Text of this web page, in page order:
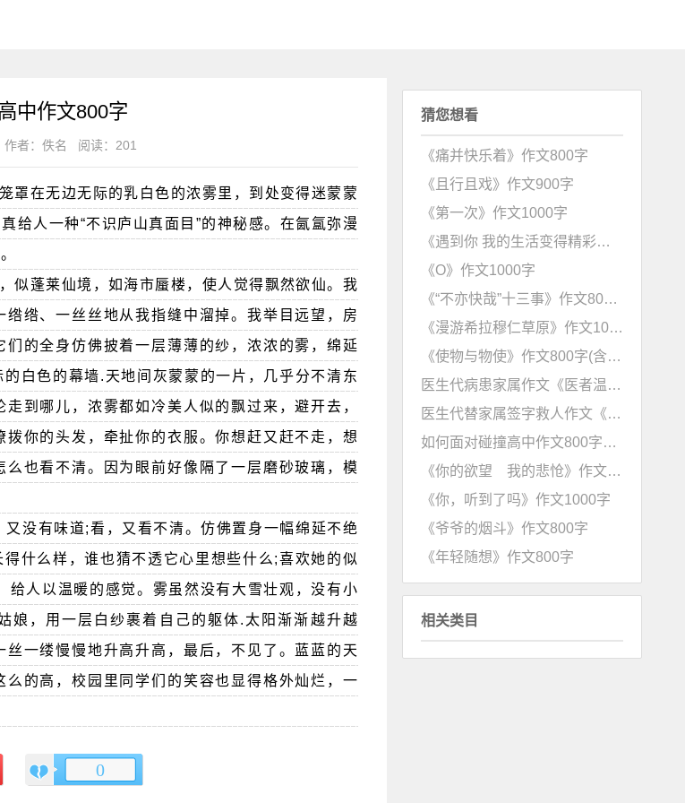
中作文800字
作者：佚名 阅读：201
罩在无边无际的乳白色的浓雾里，到处变得迷蒙蒙
给人一种“不识庐山真面目”的神秘感。在氤氲弥漫
似蓬莱仙境，如海市蜃楼，使人觉得飘然欲仙。我
绺、一丝丝地从我指缝中溜掉。我举目远望，房
的全身仿佛披着一层薄薄的纱，浓浓的雾，绵延
白色的幕墙.天地间灰蒙蒙的一片，几乎分不清东
到哪儿，浓雾都如冷美人似的飘过来，避开去，
你的头发，牵扯你的衣服。你想赶又赶不走，想
也看不清。因为眼前好像隔了一层磨砂玻璃，模
没有味道;看，又看不清。仿佛置身一幅绵延不绝
什么样，谁也猜不透它心里想些什么;喜欢她的似
给人以温暖的感觉。雾虽然没有大雪壮观，没有小
娘，用一层白纱裹着自己的躯体.太阳渐渐越升越
一缕慢慢地升高升高，最后，不见了。蓝蓝的天
的高，校园里同学们的笑容也显得格外灿烂，一
0
猜您想看
《痛并快乐着》作文800字
《且行且戏》作文900字
《第一次》作文1000字
《遇到你 我的生活变得精彩》作文700字
《O》作文1000字
《“不亦快哉”十三事》作文800字
《漫游希拉穆仁草原》作文1000字
《使物与物使》作文800字(含点评)
医生代病患家属作文《医者温情，温暖人心》
医生代替家属签字救人作文《与责任携手同行 》
如何面对碰撞高中作文800字《“碰”出生机，“撞”出自强》
《你的欲望 我的悲怆》作文1000字
《你，听到了吗》作文1000字
《爷爷的烟斗》作文800字
《年轻随想》作文800字
相关类目